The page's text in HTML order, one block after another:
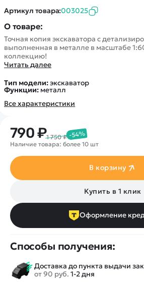
Артикул товара:003025
О товаре:
Точная копия экскаватора с
выполненная в металле в масштабе
коллекцию!
Читать далее
Тип модели:экскаватор
Функции: металл
Все характеристики
790 ₽1 750 ₽ -54%
Наличие товара: более 10 шт
В корзину
Купить в 1 клик
Оформление
Способы получения:
Доставка до пункта выдачи
от 90 руб. 1-2 дня